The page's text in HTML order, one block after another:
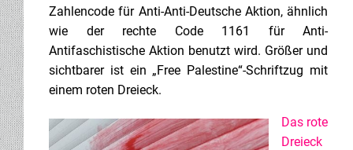
Zahlencode für Anti-Anti-Deutsche Aktion, ähnlich
wie der rechte Code 1161 für Anti-
Antifaschistische Aktion benutzt wird. Größer und
sichtbarer ist ein „Free Palestine“-Schriftzug mit
einem roten Dreieck.
Das rote
Dreieck